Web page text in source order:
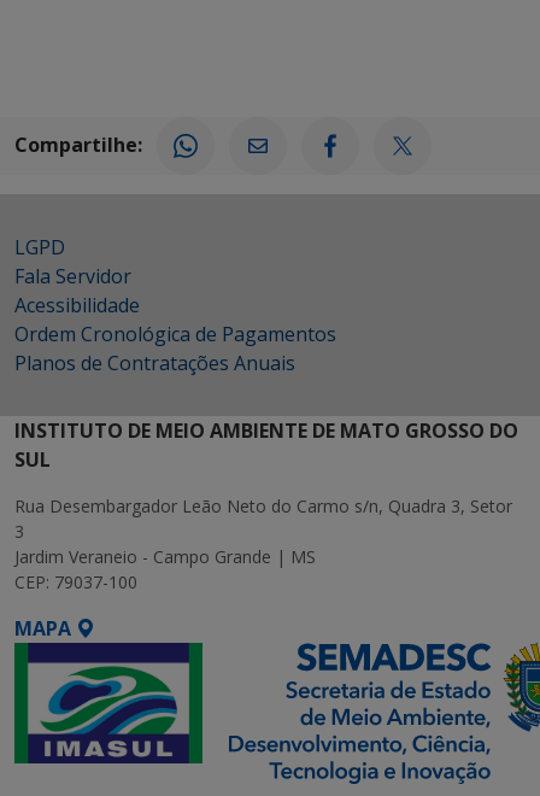
Compartilhe:
LGPD
Fala Servidor
Acessibilidade
Ordem Cronológica de Pagamentos
Planos de Contratações Anuais
INSTITUTO DE MEIO AMBIENTE DE MATO GROSSO DO
SUL
Rua Desembargador Leão Neto do Carmo s/n, Quadra 3, Setor
3
Jardim Veraneio - Campo Grande | MS
CEP: 79037-100
MAPA